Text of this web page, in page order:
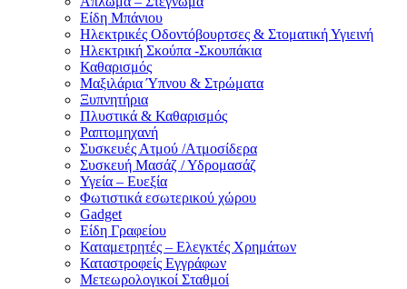
Είδη Μπάνιου
Ηλεκτρικές Οδοντόβουρτσες & Στοματική Υγιεινή
Ηλεκτρική Σκούπα -Σκουπάκια
Καθαρισμός
Μαξιλάρια Ύπνου & Στρώματα
Ξυπνητήρια
Πλυστικά & Καθαρισμός
Ραπτομηχανή
Συσκευές Ατμού /Ατμοσίδερα
Συσκευή Μασάζ / Υδρομασάζ
Υγεία – Ευεξία
Φωτιστικά εσωτερικού χώρου
Gadget
Είδη Γραφείου
Καταμετρητές – Ελεγκτές Χρημάτων
Καταστροφείς Εγγράφων
Μετεωρολογικοί Σταθμοί